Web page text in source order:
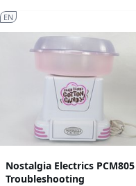
Nostalgia Electrics PCM805
Troubleshooting
EN